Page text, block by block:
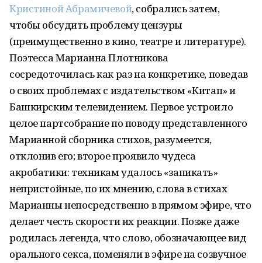
Кристиной Абрамичевой, собрались затем,
чтобы обсудить проблему цензуры
(преимущественно в кино, театре и литературе).
Поэтесса Марианна Плотникова
сосредоточилась как раз на конкретике, поведав
о своих проблемах с издательством «Китап» и
Башкирским телевидением. Первое устроило
целое партсобрание по поводу представленного
Марианной сборника стихов, разумеется,
отклонив его; второе проявило чудеса
акробатики: техникам удалось «запикать»
непристойные, по их мнению, слова в стихах
Марианны непосредственно в прямом эфире, что
делает честь скорости их реакции. Позже даже
родилась легенда, что слово, обозначающее вид
орального секса, поменяли в эфире на созвучное